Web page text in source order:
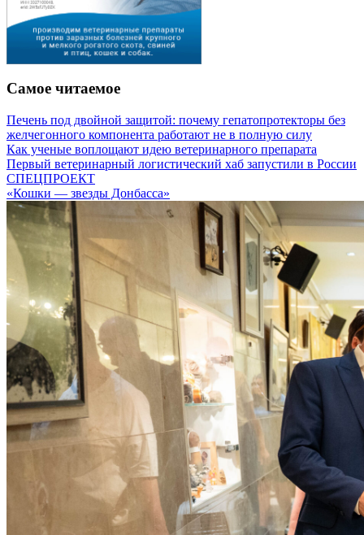
Самое читаемое
Печень под двойной защитой: почему гепатопротекторы без
желчегонного компонента работают не в полную силу
Как ученые воплощают идею ветеринарного препарата
Первый ветеринарный логистический хаб запустили в России
СПЕЦПРОЕКТ
«Кошки — звезды Донбасса»